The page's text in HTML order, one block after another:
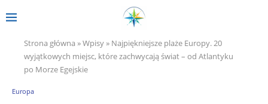
Strona główna »Wpisy» Najpiękniejsze plaże Europy. 20
wyjątkowych miejsc, które zachwycają świat – od Atlantyku
po Morze Egejskie
Europa